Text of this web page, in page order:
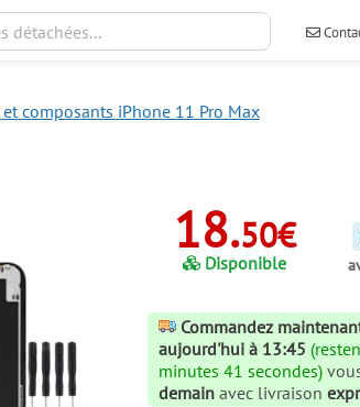
et composants iPhone 11 Pro Max
18.50€
Disponible
Commandez
aujourd'hui à 13:45
minutes 40 secondes)
demain avec livraison